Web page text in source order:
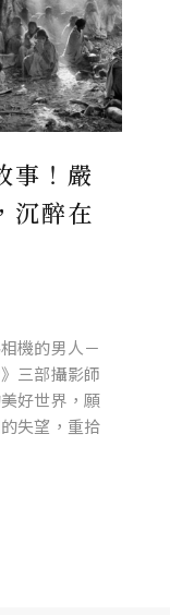
事！嚴
沉醉在
機的男人－
三部攝影師
好世界，願
失望，重拾